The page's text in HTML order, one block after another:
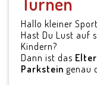
Hallo kleiner
Hast Du Lust auf
Kindern?
Dann ist das
Parkstein genau